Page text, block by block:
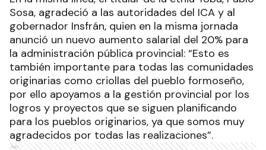
Sosa, agradeció a las autoridades del ICA y al
gobernador Insfrán, quien en la misma jornada
anunció un nuevo aumento salarial del 20% para
la administración pública provincial: “Esto es
también importante para todas las comunidades
originarias como criollas del pueblo formoseño,
por ello apoyamos a la gestión provincial por los
logros y proyectos que se siguen planificando
para los pueblos originarios, ya que somos muy
agradecidos por todas las realizaciones”.
Ads